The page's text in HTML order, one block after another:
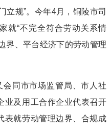
立规”。今年4月，铜陵市司
就“不完全符合劳动关系情
界、平台经济下的劳动管理
同市市场监管局、市人社
业及用工合作企业代表召开
表就劳动管理边界、合规成